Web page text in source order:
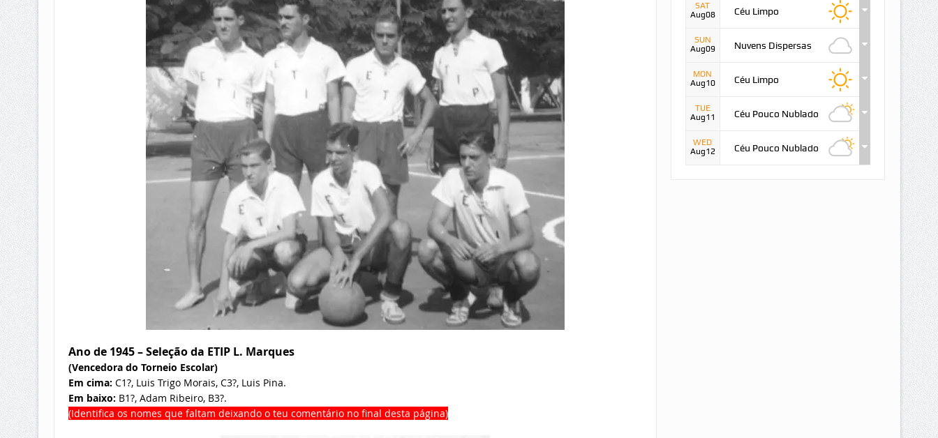
Ano de 1945 – Seleção da ETIP L. Marques
(Vencedora do Torneio Escolar)
Em cima: C1?, Luis Trigo Morais, C3?, Luis Pina.
Em baixo: B1?, Adam Ribeiro, B3?.
(Identifica os nomes que faltam deixando o teu comentário no final desta página)
SAT
Aug08
Céu Limpo
SUN
Aug09
Nuvens Dispersas
MON
Aug10
Céu Limpo
TUE
Aug11
Céu Pouco Nublado
WED
Aug12
Céu Pouco Nublado